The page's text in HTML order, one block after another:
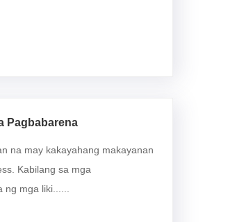
Pagbabarena
na may kakayahang makayanan
Kabilang sa mga
ng mga liki......